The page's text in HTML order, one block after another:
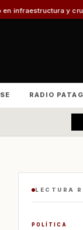
cruceros: Epaustral
RADIO
LECTURA
POLÍTICA